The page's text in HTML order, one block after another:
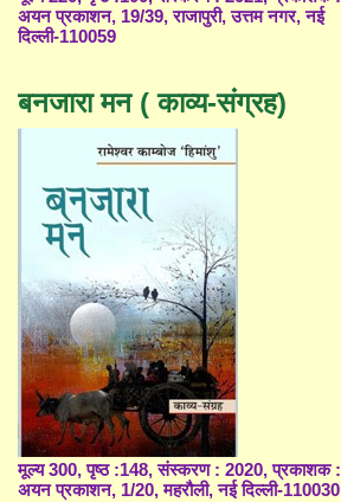
अयन प्रकाशन, 19/39, राजापुरी, उत्तम नगर, नई
दिल्ली-110059
बनजारा मन ( काव्य-संग्रह)
मूल्य 300, पृष्ठ :148, संस्करण : 2020, प्रकाशक :
अयन प्रकाशन, 1/20, महरौली, नई दिल्ली-110030